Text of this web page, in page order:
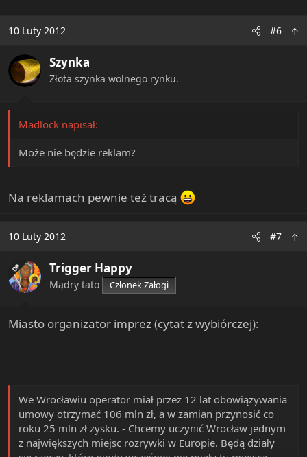
10 Luty 2012 #6
Szynka
Złota szynka wolnego rynku.
Madlock napisał:
Może nie będzie reklam?
Na reklamach pewnie też tracą
10 Luty 2012 #7
OP Trigger Happy
Mądry tato Członek Załogi
Miasto organizator imprez (cytat z wybiórczej):
We Wrocławiu operator miał przez 12 lat obowiązywania
umowy otrzymać 106 mln zł, a w zamian przynosić co
roku 25 mln zł zysku. - Chcemy uczynić Wrocław jednym
z największych miejsc rozrywki w Europie. Będą działy